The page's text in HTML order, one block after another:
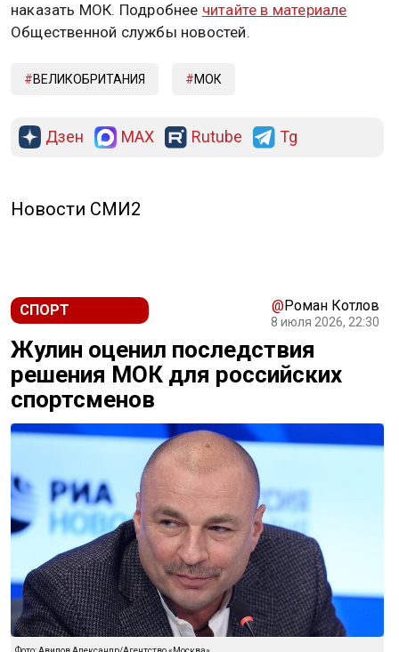
наказать МОК. Подробнее читайте в материале
Общественной службы новостей.
ВЕЛИКОБРИТАНИЯ МОК
Дзен MAX Rutube Tg
Новости СМИ2
СПОРТ @Роман Котлов
8 июля 2026, 22:30
Жулин оценил последствия
решения МОК для российских
спортсменов